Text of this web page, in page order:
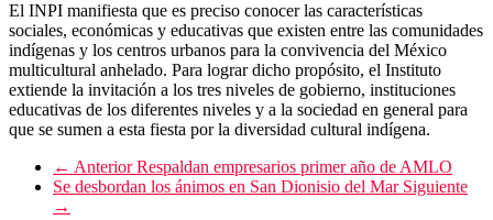
El INPI manifiesta que es preciso conocer las características
sociales, económicas y educativas que existen entre las comunidades
indígenas y los centros urbanos para la convivencia del México
multicultural anhelado. Para lograr dicho propósito, el Instituto
extiende la invitación a los tres niveles de gobierno, instituciones
educativas de los diferentes niveles y a la sociedad en general para
que se sumen a esta fiesta por la diversidad cultural indígena.
← AnteriorRespaldan empresarios primer año de AMLO
Se desbordan los ánimos en San Dionisio del Mar Siguiente
→